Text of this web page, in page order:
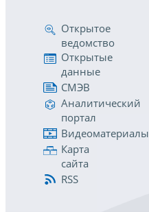
Открытое
ведомство
Открытые
данные
СМЭВ
Аналитический
портал
Видеоматериалы
Карта
сайта
RSS